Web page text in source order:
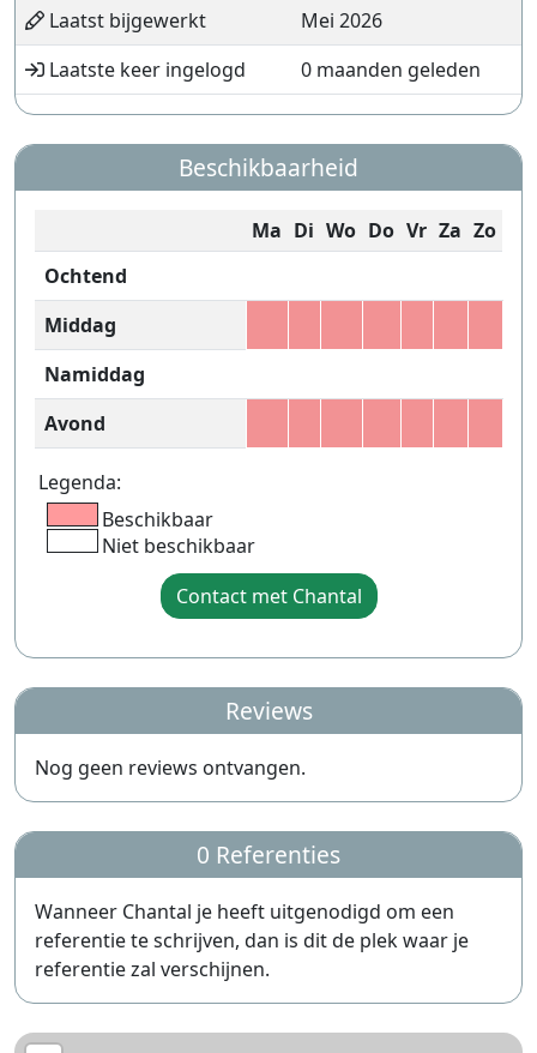
Laatst bijgewerkt
Mei 2026
Laatste keer ingelogd
0 maanden geleden
Beschikbaarheid
Ma Di Wo Do Vr Za Zo
Ochtend
Middag
Namiddag
Avond
Legenda:
Beschikbaar
Niet beschikbaar
Contact met Chantal
Reviews
Nog geen reviews ontvangen.
0 Referenties
Wanneer Chantal je heeft uitgenodigd om een
referentie te schrijven, dan is dit de plek waar je
referentie zal verschijnen.